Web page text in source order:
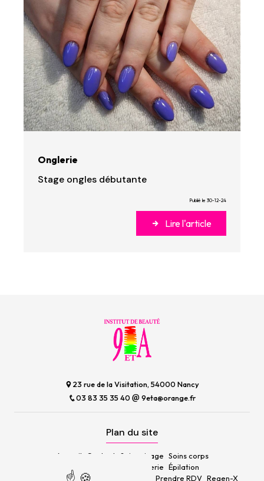
Onglerie
Stage ongles débutante
Publié le 30-12-24
Lire l'article
23 rue de la Visitation, 54000 Nancy
03 83 35 35 40
9eta@orange.fr
Plan du site
Accueil Contact Soins visage Soins corps
Onglerie Épilation
Maquillage permanent
Prendre RDV Regen-X